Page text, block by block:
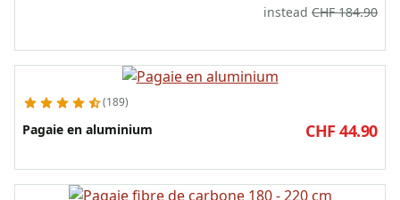
instead CHF 184.90
189
Pagaie en aluminium CHF 44.90